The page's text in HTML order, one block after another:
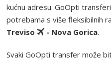
kućnu adresu. GoOpti
potrebama s više fleksibilnih
Treviso
- Nova Gorica.
Svaki GoOpti transfer može